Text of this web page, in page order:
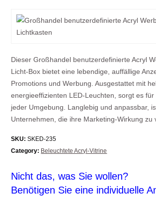
Dieser Großhandel benutzerdefinierte Acryl
Licht-Box bietet eine lebendige, auffällige
Promotions und Werbung. Ausgestattet mit
energieeffizienten LED-Leuchten, sorgt es für
jeder Umgebung. Langlebig und anpassbar,
Unternehmen, die ihre Marketing-Wirkung zu
SKU: SKED-235
Category: Beleuchtete Acryl-Vitrine
Nicht das, was Sie wollen?
Benötigen Sie eine individuelle